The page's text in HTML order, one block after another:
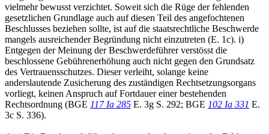
vielmehr bewusst verzichtet. Soweit sich die Rüge der fehlenden
gesetzlichen Grundlage auch auf diesen Teil des angefochtenen
Beschlusses beziehen sollte, ist auf die staatsrechtliche Beschwerde
mangels ausreichender Begründung nicht einzutreten (E. 1c). i)
Entgegen der Meinung der Beschwerdeführer verstösst die
beschlossene Gebührenerhöhung auch nicht gegen den Grundsatz
des Vertrauensschutzes. Dieser verleiht, solange keine
anderslautende Zusicherung des zuständigen Rechtsetzungsorgans
vorliegt, keinen Anspruch auf Fortdauer einer bestehenden
Rechtsordnung (BGE 117 Ia 285 E. 3g S. 292; BGE 102 Ia 331 E.
3c S. 336).